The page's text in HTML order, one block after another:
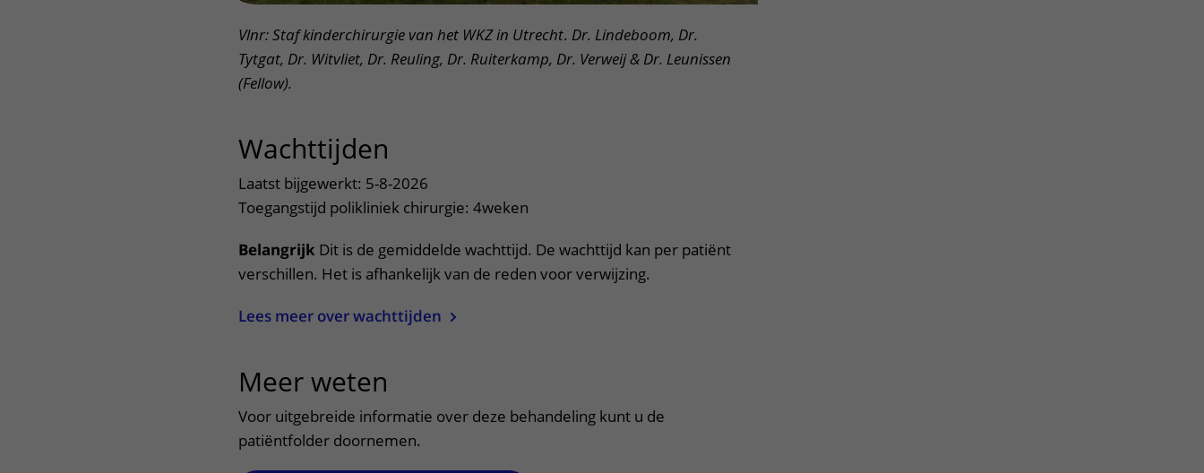
Vlnr: Staf kinderchirurgie van het WKZ in Utrecht. Dr. Lindeboom, Dr.
Tytgat, Dr. Witvliet, Dr. Reuling, Dr. Ruiterkamp, Dr. Verweij & Dr. Leunissen
(Fellow).
Wachttijden
Laatst bijgewerkt: 5-8-2026
Toegangstijd polikliniek chirurgie: 4weken
Belangrijk Dit is de gemiddelde wachttijd. De wachttijd kan per patiënt
verschillen. Het is afhankelijk van de reden voor verwijzing.
Lees meer over wachttijden
Meer weten
Voor uitgebreide informatie over deze behandeling kunt u de
patiëntfolder doornemen.